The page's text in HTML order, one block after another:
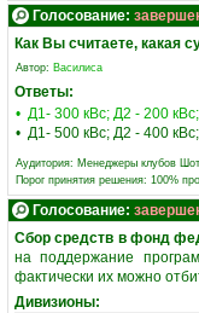
Голосование:
Как Вы считаете, какая
Автор: Василиса
Ответы:
• Д1- 300 кВс; Д2 - 200
• Д1- 500 кВс; Д2 - 400
Аудитория: Менеджеры клубов
Порог принятия решения: 100%
Голосование:
Сбор средств в фонд
на поддержание
фактически их можно
Дивизионы: